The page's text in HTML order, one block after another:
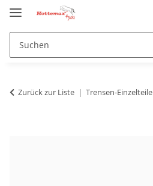
Zurück zur Liste Trensen-Einzelteile